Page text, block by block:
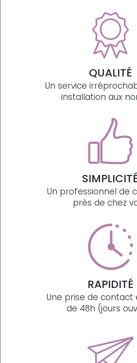
QUALITÉ
Un service
installation aux
Un professionnel de
près de chez
RAPIDITÉ
Une prise de contact
de 48h (jours